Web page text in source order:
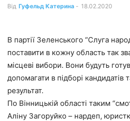
Від Гуфельд Катерина - 18.02.2020
В партії Зеленського “Слуга
поставити в кожну область так
місцеві вибори. Вони будуть
допомагати в підборі кандидатів
результат.
По Вінницькій області таким
Аліну Загоруйко – нардеп,